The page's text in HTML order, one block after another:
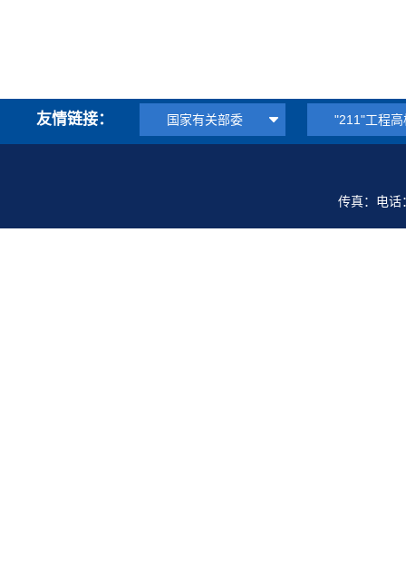
友情链接： 国家有关部委 "211"工程高
传真：电话